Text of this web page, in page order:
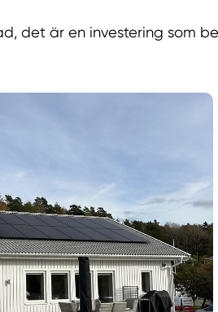
det är en investering som